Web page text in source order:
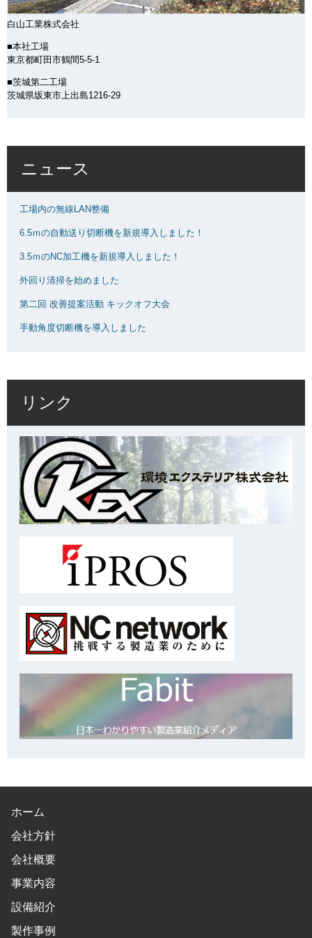
白山工業株式会社
■本社工場
東京都町田市鶴間5-5-1
■茨城第二工場
茨城県坂東市上出島1216-29
ニュース
工場内の無線LAN整備
6.5ｍの自動送り切断機を新規導入しました！
3.5ｍのNC加工機を新規導入しました！
外回り清掃を始めました
第二回 改善提案活動 キックオフ大会
手動角度切断機を導入しました
リンク
ホーム
会社方針
会社概要
事業内容
設備紹介
製作事例